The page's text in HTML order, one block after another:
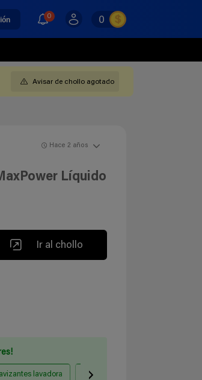
0 0
Avisar de chollo agotado
Hace 2 años
Líquido
Ir al chollo
lavadora